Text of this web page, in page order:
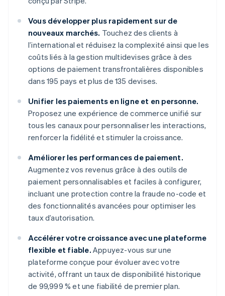
Vous développer plus rapidement sur de
nouveaux marchés. Touchez des clients à
l’international et réduisez la complexité ainsi que les
coûts liés à la gestion multidevises grâce à des
options de paiement transfrontalières disponibles
dans 195 pays et plus de 135 devises.
Unifier les paiements en ligne et en personne.
Proposez une expérience de commerce unifié sur
tous les canaux pour personnaliser les interactions,
renforcer la fidélité et stimuler la croissance.
Améliorer les performances de paiement.
Augmentez vos revenus grâce à des outils de
paiement personnalisables et faciles à configurer,
incluant une protection contre la fraude no-code et
des fonctionnalités avancées pour optimiser les
taux d’autorisation.
Accélérer votre croissance avec une plateforme
flexible et fiable. Appuyez-vous sur une
plateforme conçue pour évoluer avec votre
activité, offrant un taux de disponibilité historique
de 99,999 % et une fiabilité de premier plan.